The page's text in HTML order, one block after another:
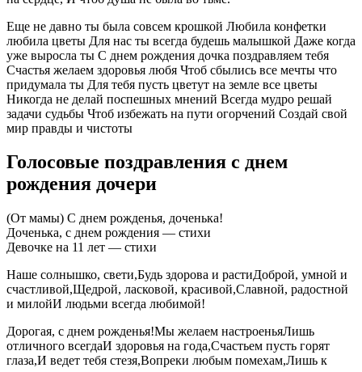
Еще не давно ты была совсем крошкой Любила конфетки
любила цветы Для нас ты всегда будешь малышкой Даже когда
уже выросла ты С днем рождения дочка поздравляем тебя
Счастья желаем здоровья любя Чтоб сбылись все мечты что
придумала ты Для тебя пусть цветут на земле все цветы
Никогда не делай поспешных мнений Всегда мудро решай
задачи судьбы Чтоб избежать на пути огорчений Создай свой
мир правды и чистоты
Голосовые поздравления с днем
рождения дочери
(От мамы) C днем рожденья, доченька!
Доченька, с днем рождения — стихи
Девочке на 11 лет — стихи
Наше солнышко, свети,Будь здорова и растиДоброй, умной и
счастливой,Щедрой, ласковой, красивой,Славной, радостной
и милойИ людьми всегда любимой!
Дорогая, с днем рожденья!Мы желаем настроеньяЛишь
отличного всегдаИ здоровья на года,Счастьем пусть горят
глаза,И ведет тебя стезя,Вопреки любым помехам,Лишь к